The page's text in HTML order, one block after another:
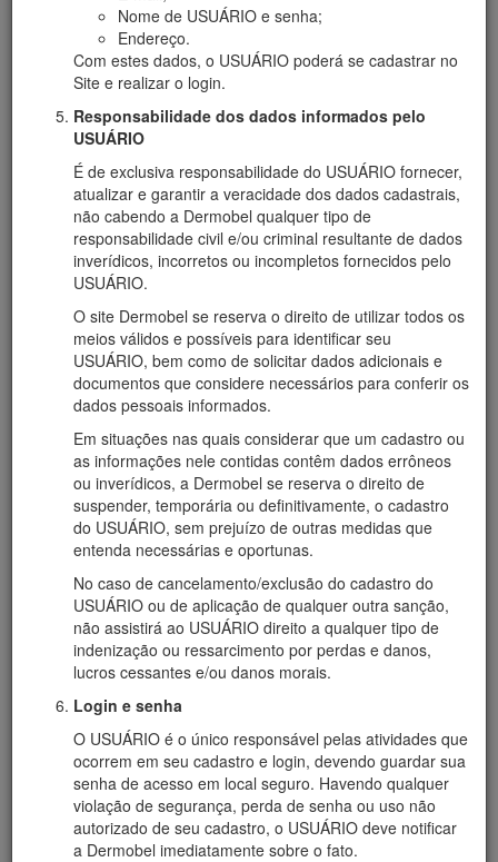
Nome de USUÁRIO e senha;
Endereço.
Com estes dados, o USUÁRIO poderá se cadastrar no
Site e realizar o login.
Responsabilidade dos dados informados pelo
USUÁRIO
É de exclusiva responsabilidade do USUÁRIO fornecer,
atualizar e garantir a veracidade dos dados cadastrais,
não cabendo a Dermobel qualquer tipo de
responsabilidade civil e/ou criminal resultante de dados
inverídicos, incorretos ou incompletos fornecidos pelo
USUÁRIO.
O site Dermobel se reserva o direito de utilizar todos os
meios válidos e possíveis para identificar seu
USUÁRIO, bem como de solicitar dados adicionais e
documentos que considere necessários para conferir os
dados pessoais informados.
Em situações nas quais considerar que um cadastro ou
as informações nele contidas contêm dados errôneos
ou inverídicos, a Dermobel se reserva o direito de
suspender, temporária ou definitivamente, o cadastro
do USUÁRIO, sem prejuízo de outras medidas que
entenda necessárias e oportunas.
No caso de cancelamento/exclusão do cadastro do
USUÁRIO ou de aplicação de qualquer outra sanção,
não assistirá ao USUÁRIO direito a qualquer tipo de
indenização ou ressarcimento por perdas e danos,
lucros cessantes e/ou danos morais.
Login e senha
O USUÁRIO é o único responsável pelas atividades que
ocorrem em seu cadastro e login, devendo guardar sua
senha de acesso em local seguro. Havendo qualquer
violação de segurança, perda de senha ou uso não
autorizado de seu cadastro, o USUÁRIO deve notificar
a Dermobel imediatamente sobre o fato.